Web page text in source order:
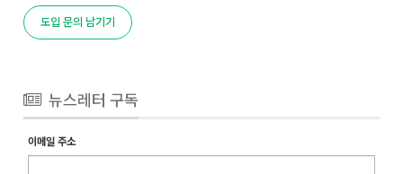
도입 문의 남기기
뉴스레터 구독
이메일 주소